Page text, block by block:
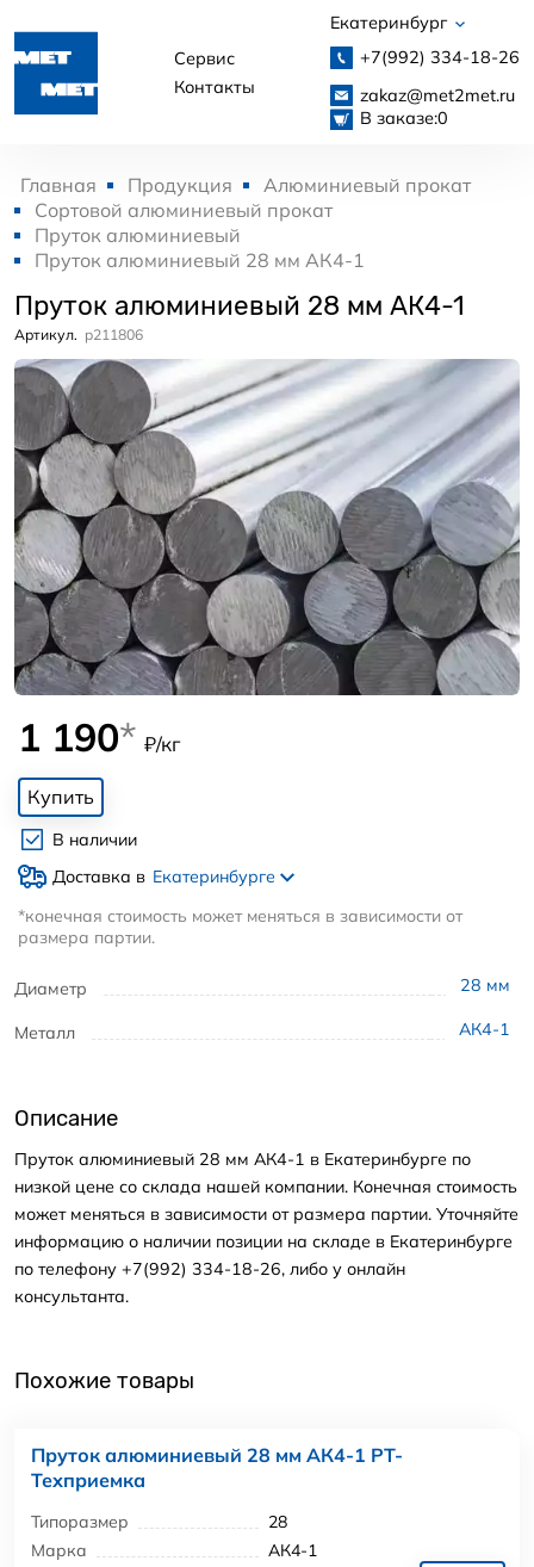
Сервис
Контакты
Екатеринбург
+7(992) 334-18-26
zakaz@met2met.ru
В заказе:0
Главная Продукция
Алюминиевый прокат
Сортовой алюминиевый прокат
Пруток алюминиевый
Пруток алюминиевый 28 мм АК4-1
Пруток алюминиевый 28 мм АК4-1
Артикул. p211806
Диаметр 28 мм
Металл АК4-1
1 190* ₽/кг
Купить
В наличии
Доставка в Екатеринбурге
*конечная стоимость может меняться в зависимости от
размера партии.
Описание
Пруток алюминиевый 28 мм АК4-1 в Екатеринбурге по
низкой цене со склада нашей компании. Конечная стоимость
может меняться в зависимости от размера партии. Уточняйте
информацию о наличии позиции на складе в Екатеринбурге
по телефону +7(992) 334-18-26, либо у онлайн
консультанта.
Похожие товары
Пруток алюминиевый 28 мм АК4-1 РТ-
Техприемка
Типоразмер
28
Марка
АК4-1